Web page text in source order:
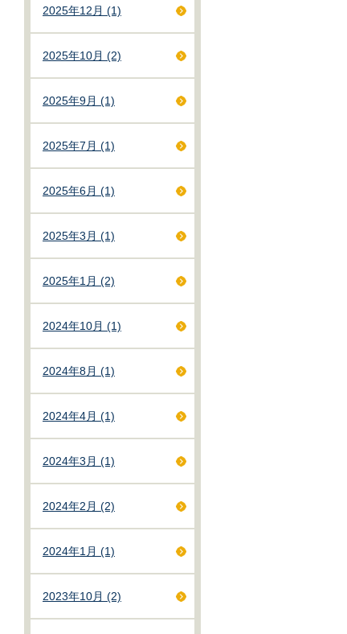
2025年12月 (1)
2025年10月 (2)
2025年9月 (1)
2025年7月 (1)
2025年6月 (1)
2025年3月 (1)
2025年1月 (2)
2024年10月 (1)
2024年8月 (1)
2024年4月 (1)
2024年3月 (1)
2024年2月 (2)
2024年1月 (1)
2023年10月 (2)